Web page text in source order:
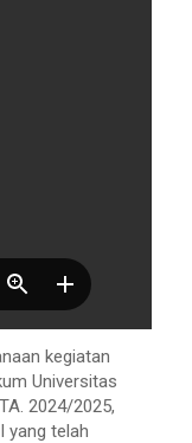
kegiatan
Universitas
2024/2025,
yang telah